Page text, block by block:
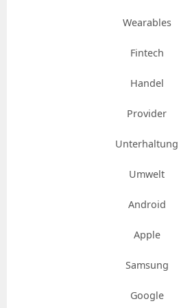
Wearables
Fintech
Handel
Provider
Unterhaltung
Umwelt
Android
Apple
Samsung
Google